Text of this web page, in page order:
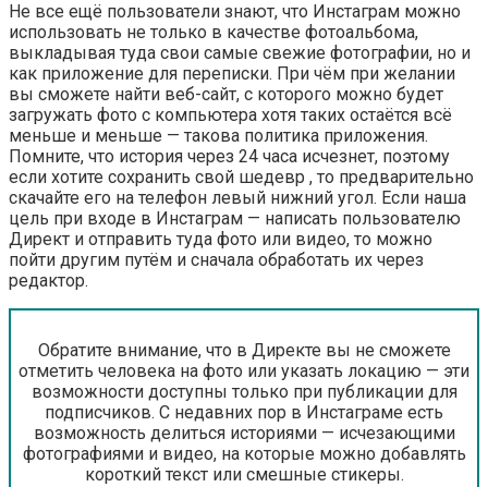
Не все ещё пользователи знают, что Инстаграм можно
использовать не только в качестве фотоальбома,
выкладывая туда свои самые свежие фотографии, но и
как приложение для переписки. При чём при желании
вы сможете найти веб-сайт, с которого можно будет
загружать фото с компьютера хотя таких остаётся всё
меньше и меньше — такова политика приложения.
Помните, что история через 24 часа исчезнет, поэтому
если хотите сохранить свой шедевр , то предварительно
скачайте его на телефон левый нижний угол. Если наша
цель при входе в Инстаграм — написать пользователю
Директ и отправить туда фото или видео, то можно
пойти другим путём и сначала обработать их через
редактор.
Обратите внимание, что в Директе вы не сможете
отметить человека на фото или указать локацию — эти
возможности доступны только при публикации для
подписчиков. С недавних пор в Инстаграме есть
возможность делиться историями — исчезающими
фотографиями и видео, на которые можно добавлять
короткий текст или смешные стикеры.